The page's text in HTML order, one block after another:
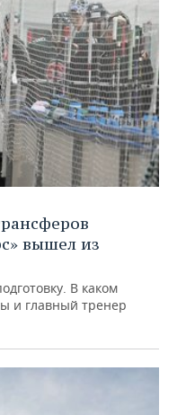
вышел из
В каком
и главный тренер